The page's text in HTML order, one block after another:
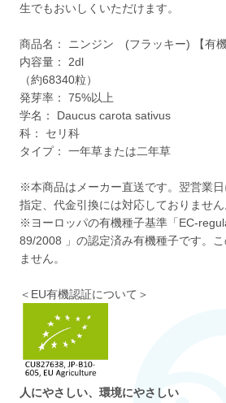
生でもおいしくいただけます。
商品名： ニンジン (フラッキー) 【有機
内容量： 2dl
（約68340粒）
発芽率： 75%以上
学名： Daucus carota sativus
科： セリ科
タイプ： 一年草または二年草
※本商品はメーカー直送です。翌営業
指定、代金引換には対応しておりません
※ヨーロッパの有機種子基準「EC-
89/2008 」の認定済み有機種子です。
ません。
＜EU有機認証について＞
人にやさしい、環境にやさしい